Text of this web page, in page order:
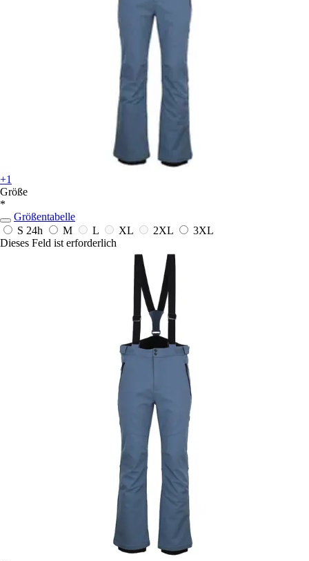
+1
Größe
*
Größentabelle
S 24h M L XL 2XL
3XL
Dieses Feld ist erforderlich